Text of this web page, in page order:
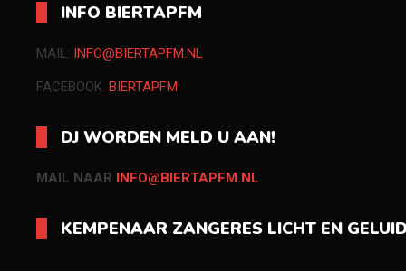
INFO BIERTAPFM
MAIL: INFO@BIERTAPFM.NL
FACEBOOK: BIERTAPFM
DJ WORDEN MELD U AAN!
MAIL NAAR INFO@BIERTAPFM.NL
KEMPENAAR ZANGERES LICHT EN